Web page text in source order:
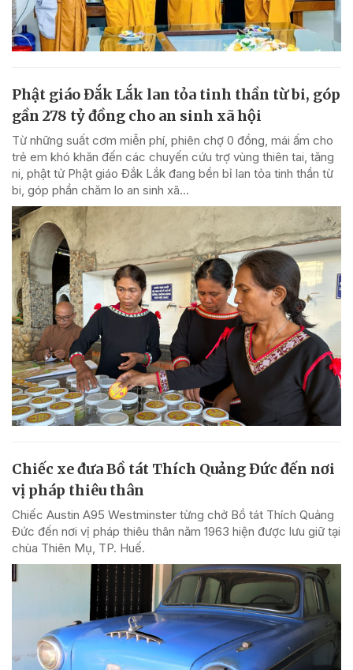
Phật giáo Đắk Lắk lan tỏa tinh thần từ bi, góp
gần 278 tỷ đồng cho an sinh xã hội
Từ những suất cơm miễn phí, phiên chợ 0 đồng, mái ấm cho
trẻ em khó khăn đến các chuyến cứu trợ vùng thiên tai, tăng
ni, phật tử Phật giáo Đắk Lắk đang bền bỉ lan tỏa tinh thần từ
bi, góp phần chăm lo an sinh xã...
Chiếc xe đưa Bồ tát Thích Quảng Đức đến nơi
vị pháp thiêu thân
Chiếc Austin A95 Westminster từng chở Bồ tát Thích Quảng
Đức đến nơi vị pháp thiêu thân năm 1963 hiện được lưu giữ tại
chùa Thiên Mụ, TP. Huế.